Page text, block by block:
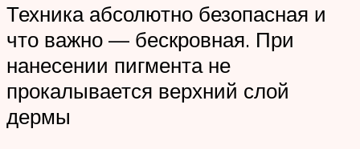
Техника абсолютно безопасная и
что важно — бескровная. При
нанесении пигмента не
прокалывается верхний слой
дермы